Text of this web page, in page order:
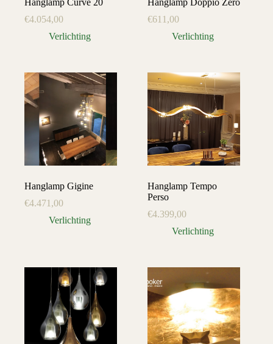
Hanglamp Curve 20
€4.054,00
Verlichting
Hanglamp Doppio Zero
€611,00
Verlichting
Hanglamp Gigine
€4.471,00
Verlichting
Hanglamp Tempo
Perso
€4.399,00
Verlichting